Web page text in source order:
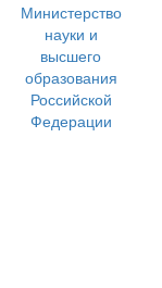
Министерство
науки и
высшего
образования
Российской
Федерации